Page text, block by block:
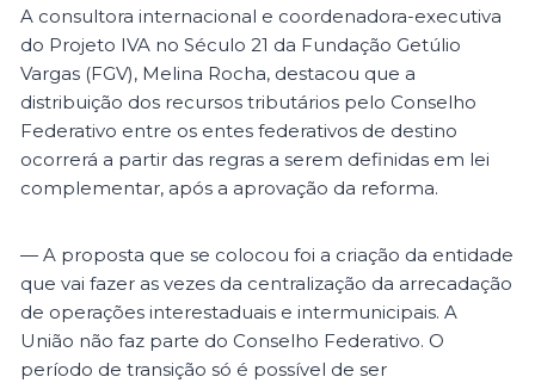
A consultora internacional e coordenadora-executiva
do Projeto IVA no Século 21 da Fundação Getúlio
Vargas (FGV), Melina Rocha, destacou que a
distribuição dos recursos tributários pelo Conselho
Federativo entre os entes federativos de destino
ocorrerá a partir das regras a serem definidas em lei
complementar, após a aprovação da reforma.
— A proposta que se colocou foi a criação da entidade
que vai fazer as vezes da centralização da arrecadação
de operações interestaduais e intermunicipais. A
União não faz parte do Conselho Federativo. O
período de transição só é possível de ser